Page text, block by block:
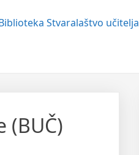
Stvaralaštvo učitelja
(BUČ)